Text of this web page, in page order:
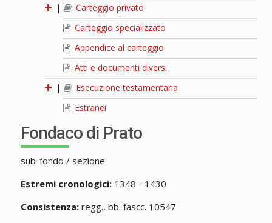
|
Carteggio privato
Carteggio specializzato
Appendice al carteggio
Atti e documenti diversi
|
Esecuzione testamentaria
Estranei
Fondaco di Prato
sub-fondo / sezione
Estremi cronologici:1348 - 1430
Consistenza:regg., bb. fascc. 10547